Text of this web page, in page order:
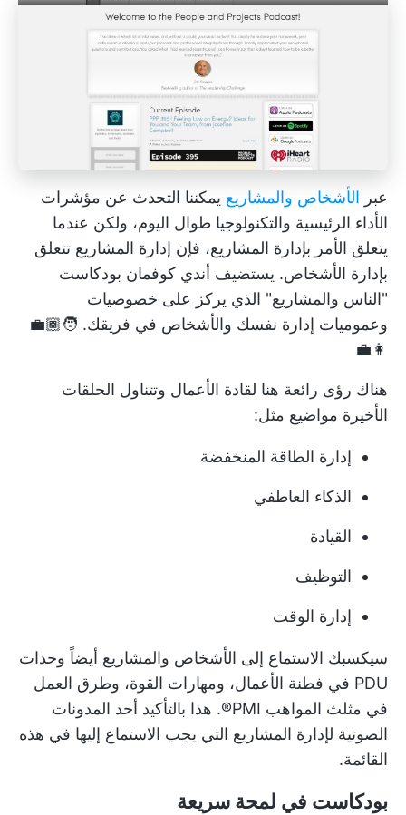
عبر الأشخاص والمشاريع يمكننا التحدث عن مؤشرات
الأداء الرئيسية والتكنولوجيا طوال اليوم، ولكن عندما
يتعلق الأمر بإدارة المشاريع، فإن إدارة المشاريع تتعلق
بإدارة الأشخاص. يستضيف أندي كوفمان بودكاست
"الناس والمشاريع" الذي يركز على خصوصيات
وعموميات إدارة نفسك والأشخاص في فريقك. 🧑🏾‍💼
👩‍💼
هناك رؤى رائعة هنا لقادة الأعمال وتتناول الحلقات
الأخيرة مواضيع مثل:
إدارة الطاقة المنخفضة
الذكاء العاطفي
القيادة
التوظيف
إدارة الوقت
سيكسبك الاستماع إلى الأشخاص والمشاريع أيضاً وحدات
PDU في فطنة الأعمال، ومهارات القوة، وطرق العمل
في مثلث المواهب PMI®. هذا بالتأكيد أحد المدونات
الصوتية لإدارة المشاريع التي يجب الاستماع إليها في هذه
القائمة.
بودكاست في لمحة سريعة